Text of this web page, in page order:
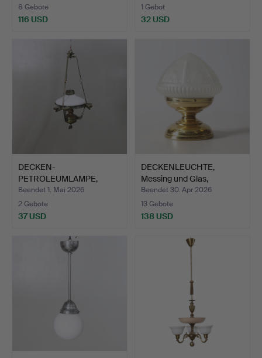
8 Gebote
116 USD
1 Gebot
32 USD
DECKEN-
PETROLEUMLAMPE,
Jugendstil, Anfang …
Beendet 1. Mai 2026
2 Gebote
37 USD
DECKENLEUCHTE,
Messing und Glas,
Jugendsti…
Beendet 30. Apr 2026
13 Gebote
138 USD